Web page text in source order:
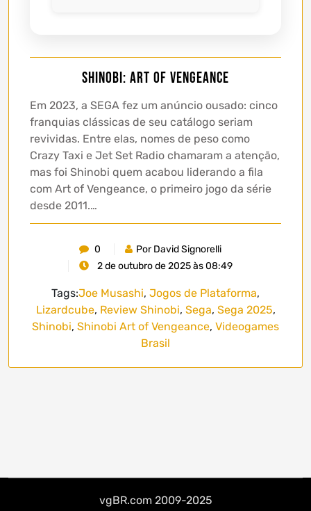
Shinobi: Art of Vengeance
Em 2023, a SEGA fez um anúncio ousado: cinco
franquias clássicas de seu catálogo seriam
revividas. Entre elas, nomes de peso como
Crazy Taxi e Jet Set Radio chamaram a atenção,
mas foi Shinobi quem acabou liderando a fila
com Art of Vengeance, o primeiro jogo da série
desde 2011.…
0
Por David Signorelli
2 de outubro de 2025 às 08:49
Tags:Joe Musashi, Jogos de Plataforma,
Lizardcube, Review Shinobi, Sega, Sega 2025,
Shinobi, Shinobi Art of Vengeance, Videogames
Brasil
vgBR.com 2009-2025